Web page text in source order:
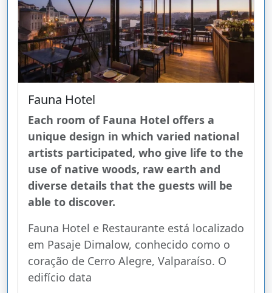
Fauna Hotel
Each room of Fauna Hotel offers a
unique design in which varied national
artists participated, who give life to the
use of native woods, raw earth and
diverse details that the guests will be
able to discover.
Fauna Hotel e Restaurante está localizado
em Pasaje Dimalow, conhecido como o
coração de Cerro Alegre, Valparaíso. O
edifício data